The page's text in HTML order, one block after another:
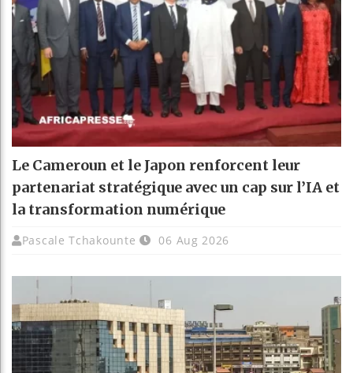
Le Cameroun et le Japon renforcent leur
partenariat stratégique avec un cap sur l’IA et
la transformation numérique
Pascale Tchakounte 06 Aug 2026